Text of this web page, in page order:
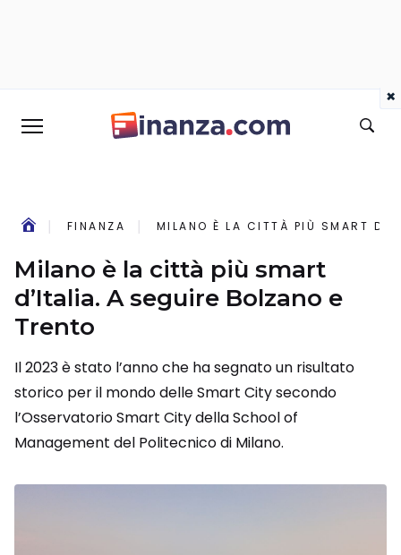
FINANZA MILANO È LA CITTÀ PIÙ SMART
Milano è la città più smart
d’Italia. A seguire Bolzano e
Trento
Il 2023 è stato l’anno che ha segnato un risultato
storico per il mondo delle Smart City secondo
l’Osservatorio Smart City della School of
Management del Politecnico di Milano.
×